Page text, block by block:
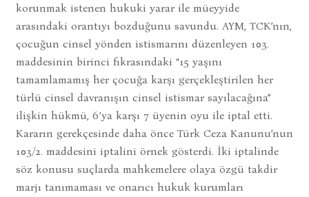
korunmak istenen hukuki yarar ile müeyyide
arasındaki orantıyı bozduğunu savundu. AYM, TCK’nın,
çocuğun cinsel yönden istismarını düzenleyen 103.
maddesinin birinci fıkrasındaki “15 yaşını
tamamlamamış her çocuğa karşı gerçekleştirilen her
türlü cinsel davranışın cinsel istismar sayılacağına”
ilişkin hükmü, 6’ya karşı 7 üyenin oyu ile iptal etti.
Kararın gerekçesinde daha önce Türk Ceza Kanunu’nun
103/2. maddesini iptalini örnek gösterdi. İki iptalinde
söz konusu suçlarda mahkemelere olaya özgü takdir
marjı tanımaması ve onarıcı hukuk kurumları